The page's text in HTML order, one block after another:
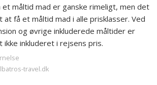
et måltid mad er ganske rimeligt, men det
at få et måltid mad i alle prisklasser. Ved
og øvrige inkluderede måltider er
ikke inkluderet i rejsens pris.
travel.dk